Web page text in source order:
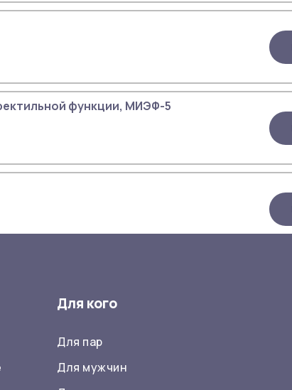
функции, МИЭФ-5
Для кого
Для пар
Для мужчин